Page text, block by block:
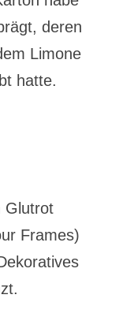
deren
Limone
hatte.
Glutrot
Frames)